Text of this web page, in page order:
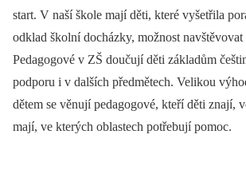
start. V naší škole mají děti, které vyšetřila
odklad školní docházky, možnost
Pedagogové v ZŠ doučují děti základům
podporu i v dalších předmětech. Velikou
dětem se věnují pedagogové, kteří děti znají,
mají, ve kterých oblastech potřebují pomoc.